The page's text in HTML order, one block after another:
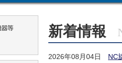
新着情報
2026年08月04日 NC